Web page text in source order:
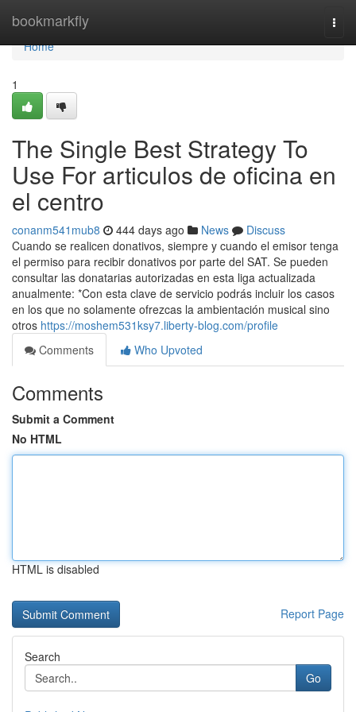
bookmarkfly
Home
Home
1
The Single Best Strategy To
Use For articulos de oficina en
el centro
conanm541mub8 444 days ago News
Discuss
Cuando se realicen donativos, siempre y cuando el emisor tenga
el permiso para recibir donativos por parte del SAT. Se pueden
consultar las donatarias autorizadas en esta liga actualizada
anualmente: *Con esta clave de servicio podrás incluir los casos
en los que no solamente ofrezcas la ambientación musical sino
otros https://moshem531ksy7.liberty-blog.com/profile
Comments
Who Upvoted
Comments
Submit a Comment
No HTML
HTML is disabled
Report Page
Search
Go